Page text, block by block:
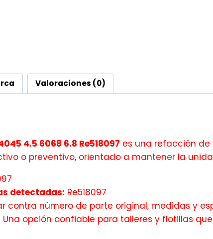
Valoraciones (0)
4.5 6068 6.8 Re518097 es una refacción de
o preventivo, orientado a mantener la
detectadas: Re518097
contra número de parte original, medidas y
Una opción confiable para talleres y flotillas